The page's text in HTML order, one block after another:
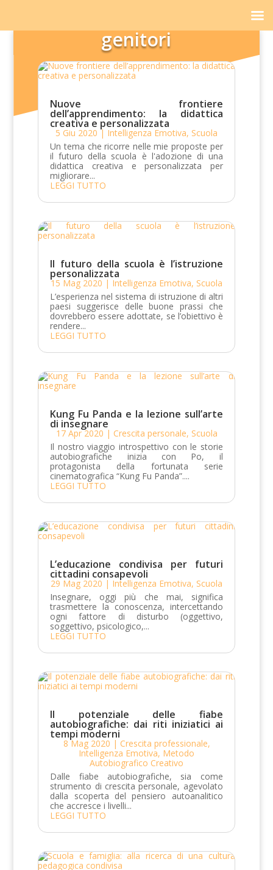
genitori
Nuove frontiere
dell’apprendimento: la didattica
creativa e personalizzata
5 Giu 2020 | Intelligenza Emotiva, Scuola
Un tema che ricorre nelle mie proposte per
il futuro della scuola è l'adozione di una
didattica creativa e personalizzata per
migliorare...
LEGGI TUTTO
Il futuro della scuola è l’istruzione
personalizzata
15 Mag 2020 | Intelligenza Emotiva, Scuola
L’esperienza nel sistema di istruzione di altri
paesi suggerisce delle buone prassi che
dovrebbero essere adottate, se l’obiettivo è
rendere...
LEGGI TUTTO
Kung Fu Panda e la lezione sull’arte
di insegnare
17 Apr 2020 | Crescita personale, Scuola
Il nostro viaggio introspettivo con le storie
autobiografiche inizia con Po, il
protagonista della fortunata serie
cinematografica “Kung Fu Panda”....
LEGGI TUTTO
L’educazione condivisa per futuri
cittadini consapevoli
29 Mag 2020 | Intelligenza Emotiva, Scuola
Insegnare, oggi più che mai, significa
trasmettere la conoscenza, intercettando
ogni fattore di disturbo (oggettivo,
soggettivo, psicologico,...
LEGGI TUTTO
Il potenziale delle fiabe
autobiografiche: dai riti iniziatici ai
tempi moderni
8 Mag 2020 | Crescita professionale,
Intelligenza Emotiva, Metodo
Autobiografico Creativo
Dalle fiabe autobiografiche, sia come
strumento di crescita personale, agevolato
dalla scoperta del pensiero autoanalitico
che accresce i livelli...
LEGGI TUTTO